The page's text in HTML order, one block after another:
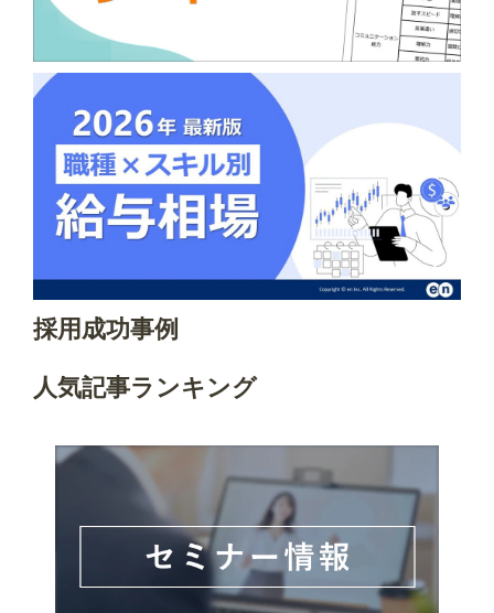
採用成功事例
人気記事ランキング